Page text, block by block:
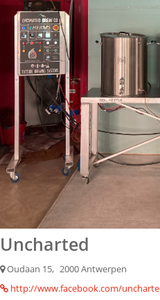
Uncharted
Oudaan 15, 2000 Antwerpen
http://www.facebook.com/